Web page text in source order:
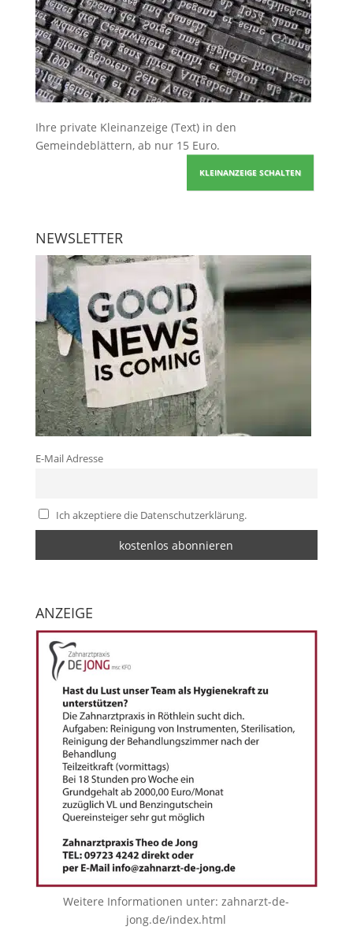
Ihre private Kleinanzeige (Text) in den
Gemeindeblättern, ab nur 15 Euro.
KLEINANZEIGE SCHALTEN
NEWSLETTER
E-Mail Adresse
Ich akzeptiere die Datenschutzerklärung.
ANZEIGE
Weitere Informationen unter:zahnarzt-de-
jong.de/index.html